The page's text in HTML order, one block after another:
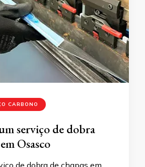
CARBONO
serviço de dobra
Osasco
de dobra de chapas em